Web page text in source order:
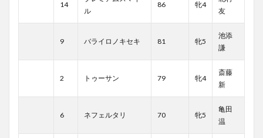
14
ル
86 牝4
友
9 バライロノキセキ 81 牝5
池添
謙
2 トゥーサン 79 牝4
斎藤
新
6 ネフェルタリ 70 牝5
亀田
温